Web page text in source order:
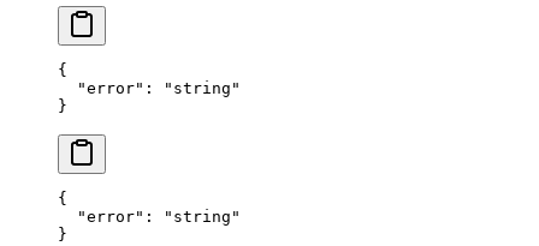
{
  "error"
:
"string"
}
{
  "error"
:
"string"
}